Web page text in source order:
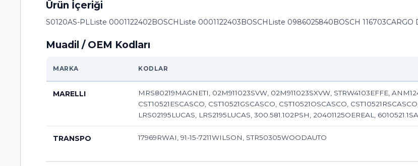
Ürün İçeriği
S0120AS-PLListe 0001122402BOSCHListe 0001122403BOSCHListe 0986025840BOSCH
Muadil / OEM Kodları
MARKA KODLAR
MARELLI
MRS80219MAGNETI, 02M911023SVW, 02M911023SXVW, STRW4103EFFE,
CST10521ESCASCO, CST10521GSCASCO, CST10521OSCASCO,
LRS02195LUCAS, LRS2195LUCAS, 300.581.102PSH, 20401125OEREAL,
TRANSPO 17969RWAI, 91-15-7211WILSON, STR50305WOODAUTO